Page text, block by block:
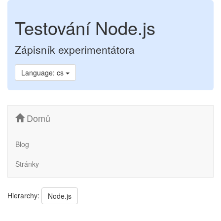
Testování Node.js
Zápisník experimentátora
Language: cs
Domů
Blog
Stránky
Hierarchy: Node.js